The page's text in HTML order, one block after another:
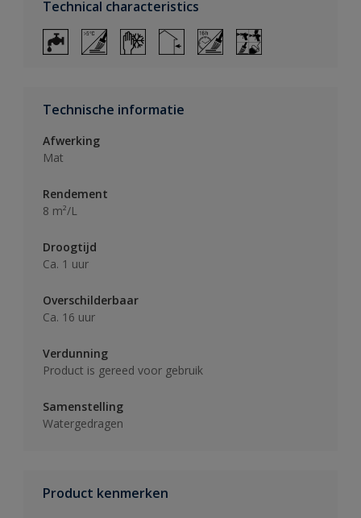
Technical characteristics
Technische informatie
Afwerking
Mat
Rendement
8 m²/L
Droogtijd
Ca. 1 uur
Overschilderbaar
Ca. 16 uur
Verdunning
Product is gereed voor gebruik
Samenstelling
Watergedragen
Product kenmerken